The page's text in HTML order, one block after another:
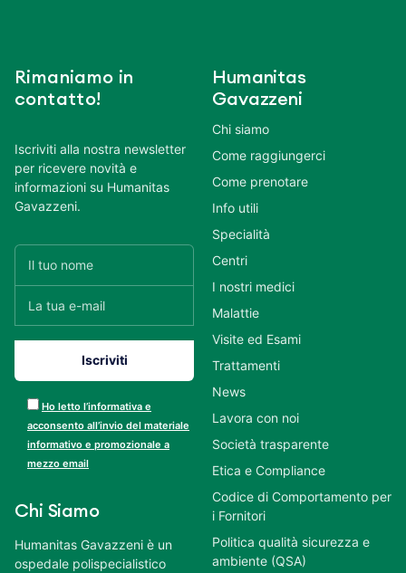
Rimaniamo in
contatto!
Iscriviti alla nostra newsletter
per ricevere novità e
informazioni su Humanitas
Gavazzeni.
Ho letto l’informativa e
acconsento all’invio del materiale
informativo e promozionale a
mezzo email
Chi Siamo
Humanitas Gavazzeni è un
ospedale polispecialistico
Humanitas
Gavazzeni
Chi siamo
Come raggiungerci
Come prenotare
Info utili
Specialità
Centri
I nostri medici
Malattie
Visite ed Esami
Trattamenti
News
Lavora con noi
Società trasparente
Etica e Compliance
Codice di Comportamento per
i Fornitori
Politica qualità sicurezza e
ambiente (QSA)